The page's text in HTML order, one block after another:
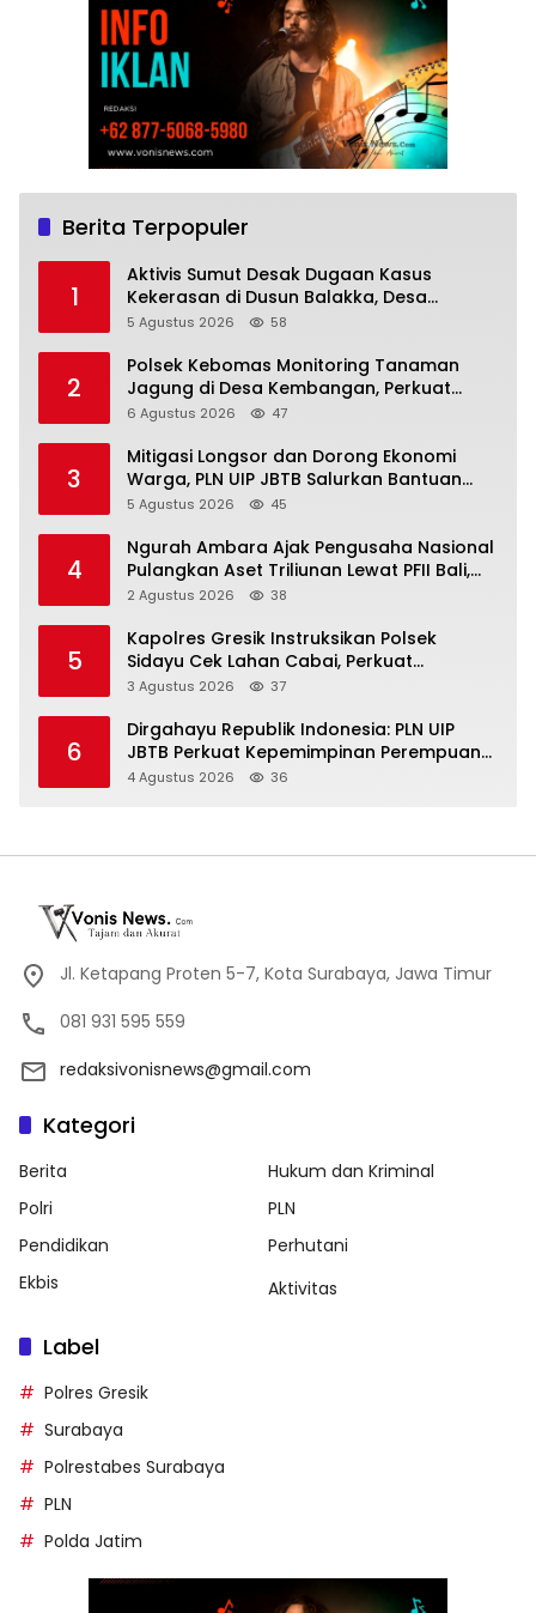
Berita Terpopuler
1
Aktivis Sumut Desak Dugaan Kasus
Kekerasan di Dusun Balakka, Desa
Gunung Malintang Diusut Tuntas
5 Agustus 2026 58
2
Polsek Kebomas Monitoring Tanaman
Jagung di Desa Kembangan, Perkuat
Dukungan Ketahanan Pangan Nasional
6 Agustus 2026 47
3
Mitigasi Longsor dan Dorong Ekonomi
Warga, PLN UIP JBTB Salurkan Bantuan
Konservasi 4.000 Pohon Aren Genjah Asal
5 Agustus 2026 45
4
Ngurah Ambara Ajak Pengusaha Nasional
Pulangkan Aset Triliunan Lewat PFII Bali,
Targetkan Investor Global
2 Agustus 2026 38
5
Kapolres Gresik Instruksikan Polsek
Sidayu Cek Lahan Cabai, Perkuat
Ketahanan Pangan dan Stabilitas Harga
3 Agustus 2026 37
6
Dirgahayu Republik Indonesia: PLN UIP
JBTB Perkuat Kepemimpinan Perempuan
melalui Srikandi Movement 2026
4 Agustus 2026 36
Jl. Ketapang Proten 5-7, Kota Surabaya, Jawa Timur
081 931 595 559
redaksivonisnews@gmail.com
Kategori
Berita
Hukum dan Kriminal
Polri
PLN
Pendidikan
Perhutani
Ekbis
Aktivitas
Label
Polres Gresik
Surabaya
Polrestabes Surabaya
PLN
Polda Jatim